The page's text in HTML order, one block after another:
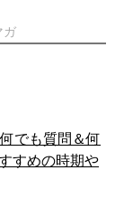
ガ
でも質問＆何
すめの時期や